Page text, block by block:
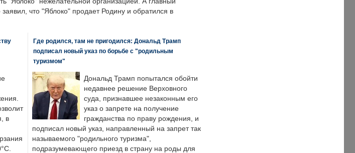
что "Яблоко" продает Родину и обратился в
в
Где родился, там не пригодился: Дональд Трамп
подписал новый указ по борьбе с "родильным
туризмом"
Дональд Трамп попытался обойти
недавнее решение Верховного
суда, признавшее незаконным его
указ о запрете на получение
гражданства по праву рождения, и
подписал новый указ, направленный на запрет так
называемого "родильного туризма",
подразумевающего приезд в страну на роды для